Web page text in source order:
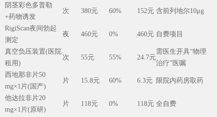
阴茎彩色多普勒
+药物诱发
次 380元 60% 152元 含前列地尔10μg
RigiScan夜间勃起
测定
夜 460元 0% 460元 自费项目
真空负压装置(医院
租用)
次 55元 55% 24.7元
需医生开具“物理
治疗”医嘱
西地那非片50
mg×1片(国产)
片 15.8元 60% 6.3元 限院内药房取药
他达拉非片20
mg×1片(原研)
片 118元 0% 118元 全自费